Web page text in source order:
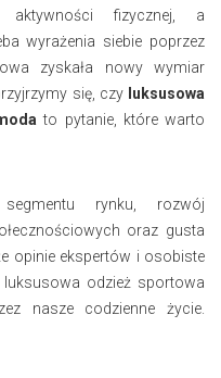
aktywności fizycznej, a
wyrażenia siebie poprzez
zyskała nowy wymiar
się, czy luksusowa
to pytanie, które warto
rynku, rozwój
oraz gusta
opinie ekspertów i osobiste
odzież sportowa
nasze codzienne życie.